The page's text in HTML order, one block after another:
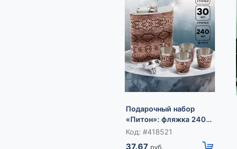
Подарочный набор
«Питон»: фляжка 240
мл, 4 рюмки, воронка
Код: #418521
37.67 руб.